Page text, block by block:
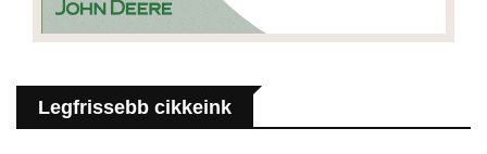
Legfrissebb cikkeink